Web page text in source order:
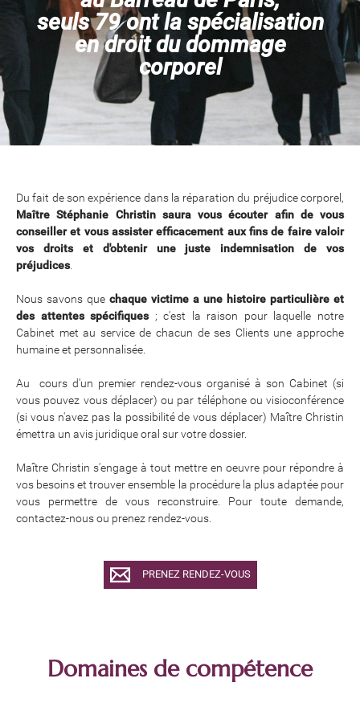
seuls 79 ont la spécialisation
en droit du dommage
corporel
Du fait de son expérience dans la réparation du préjudice corporel,
Maître Stéphanie Christin saura vous écouter afin de vous
conseiller et vous assister efficacement aux fins de faire valoir
vos droits et d'obtenir une juste indemnisation de vos
préjudices.
Nous savons que chaque victime a une histoire particulière et
des attentes spécifiques ; c'est la raison pour laquelle notre
Cabinet met au service de chacun de ses Clients une approche
humaine et personnalisée.
Au cours d'un premier rendez-vous organisé à son Cabinet (si
vous pouvez vous déplacer) ou par téléphone ou visioconférence
(si vous n'avez pas la possibilité de vous déplacer) Maître Christin
émettra un avis juridique oral sur votre dossier.
​​​​​​​Maître Christin s'engage à tout mettre en oeuvre pour répondre à
vos besoins et trouver ensemble la procédure la plus adaptée pour
vous permettre de vous reconstruire. Pour toute demande,
contactez-nous ou prenez rendez-vous.
PRENEZ RENDEZ-VOUS
Domaines de compétence